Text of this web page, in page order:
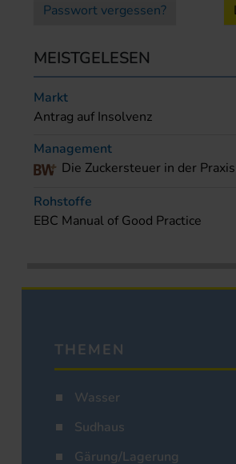
Passwort vergessen?
MEISTGELESEN
Markt
Antrag auf Insolvenz
Management
Die Zuckersteuer in der Praxis
Rohstoffe
EBC Manual of Good Practice
THEMEN
Wasser
Sudhaus
Gärung/Lagerung